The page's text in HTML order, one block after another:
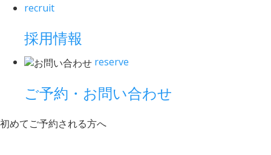
recruit
採用情報
reserve
ご予約・お問い合わせ
初めてご予約される方へ